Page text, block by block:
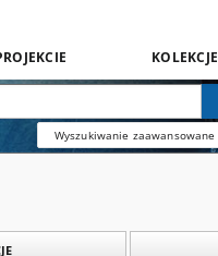
KOLEKCJE
Wyszukiwanie zaawansowane